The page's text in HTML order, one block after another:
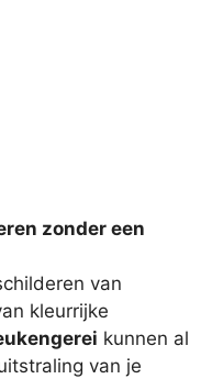
zonder een
van
kleurrijke
kunnen al
van je